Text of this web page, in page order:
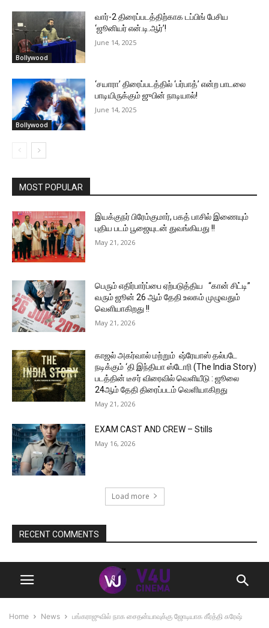
Bollywood
வார்-2 திரைப்படத்திற்காக டப்பிங் பேசிய
‘ஜூனியர் என்.டி.ஆர்’!
June 14, 2025
Bollywood
‘சயாரா’ திரைப்படத்தில் ‘பர்பாத்’ என்ற பாடலை
பாடியிருக்கும் ஜுபின் நாடியால்!
June 14, 2025
MOST POPULAR
இயக்குநர் பிரேம்குமார், பகத் பாசில் இணையும்
புதிய படம் பூஜையுடன் துவங்கியது !!
May 21, 2026
பெரும் எதிர்பார்ப்பை ஏற்படுத்திய “கான் சிட்டி”
வரும் ஜூன் 26 ஆம் தேதி உலகம் முழுவதும்
வெளியாகிறது !!
May 21, 2026
காஜல் அகர்வால் மற்றும் ஷ்ரேயாஸ் தல்படே
நடிக்கும் ‘தி இந்தியா ஸ்டோரி (The India Story)
படத்தின் டீசர் விரைவில் வெளியீடு : ஜூலை
24ஆம் தேதி திரைப்படம் வெளியாகிறது
May 21, 2026
EXAM CAST AND CREW – Stills
May 16, 2026
Load more
RECENT COMMENTS